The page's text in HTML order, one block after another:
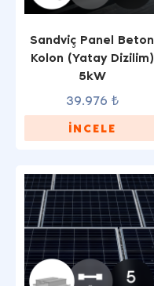
Sandviç Panel Beton
Kolon (Yatay Dizilim)
5kW
39.976 ₺
İNCELE